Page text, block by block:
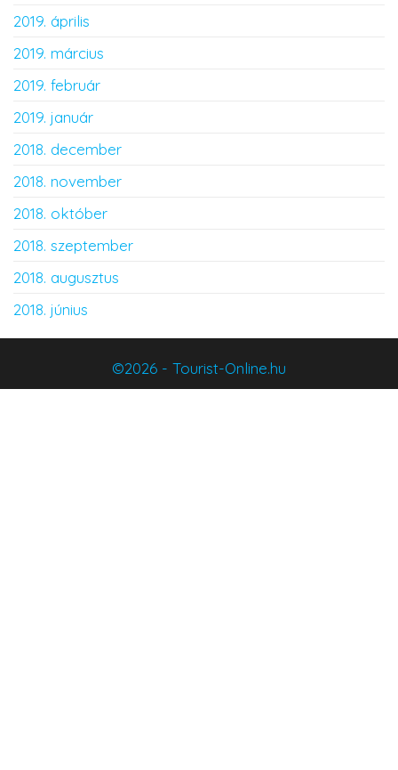
2019. április
2019. március
2019. február
2019. január
2018. december
2018. november
2018. október
2018. szeptember
2018. augusztus
2018. június
©2026 - Tourist-Online.hu